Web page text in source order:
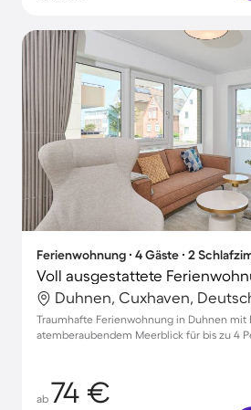
Ferienwohnung ∙ 4 Gäste ∙ 2
Duhnen, Cuxhaven,
Traumhafte Ferienwohnung in Duhnen mit
atemberaubendem Meerblick für bis zu 4
ab 74 €